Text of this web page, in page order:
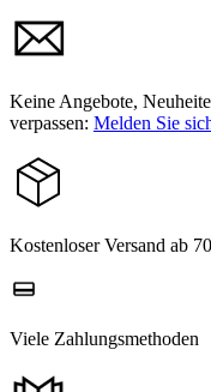
Keine Angebote,
verpassen: Melden Sie
Kostenloser Versand ab
Viele Zahlungsmethoden